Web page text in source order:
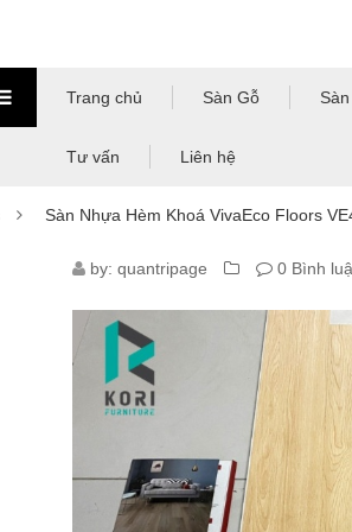
Trang chủ Sàn Gỗ
Tư vấn Liên hệ
Sàn Nhựa Hèm Khoá VivaEco Floors
SÀN
NHỰA
HÈM
KHOÁ
VIVAECO
FLOORS
by: quantripage 0 Bình